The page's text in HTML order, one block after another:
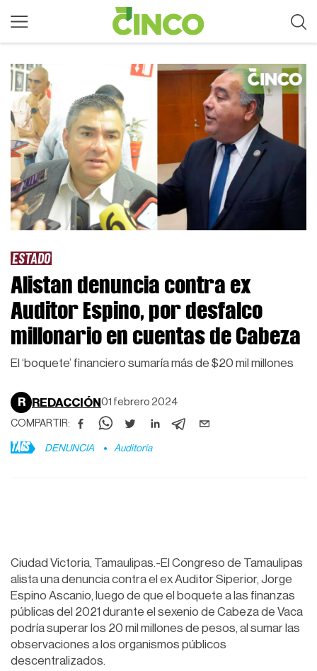
ESTADO
Alistan denuncia contra ex
Auditor Espino, por desfalco
millonario en cuentas de Cabeza
El ‘boquete’ financiero sumaría más de $20 mil millones
R REDACCIÓN 01 febrero 2024
COMPARTIR:
TAGS DENUNCIA Auditoría
Ciudad Victoria, Tamaulipas.-El Congreso de Tamaulipas
alista una denuncia contra el ex Auditor Siperior, Jorge
Espino Ascanio, luego de que el boquete a las finanzas
públicas del 2021 durante el sexenio de Cabeza de Vaca
podría superar los 20 mil millones de pesos, al sumar las
observaciones a los organismos públicos
descentralizados.